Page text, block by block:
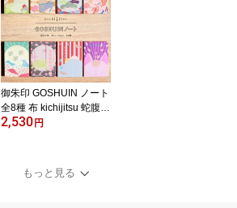
犬 文鳥 富士山 梅 カラフ
ル かわいい おしゃれ モ
ダン 大人 B6 御朱印 朱印
帳 レーザー加工 透かし
彫り プレゼント
御朱印 GOSHUIN ノート
全8種 布 kichijitsu 蛇腹式
御朱印帳 おしゃれ ポリ
い ご朱印 猫 ねこ ネコ 千
鳥 アルバム 芳名帳 スク
2,530 円
もっと見る